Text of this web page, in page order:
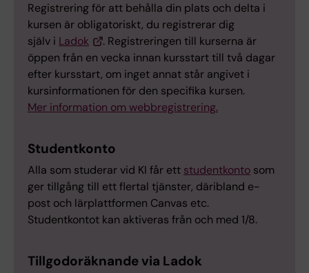
Registrering för att behålla din plats och delta i
kursen är obligatoriskt, du registrerar dig
själv i Ladok
. Registreringen till kurserna är
öppen från en vecka innan kursstart till två dagar
efter kursstart, om inget annat står angivet i
kursinformationen för den specifika kursen.
Mer information om webbregistrering.
Studentkonto
Alla som studerar vid KI får ett studentkonto som
ger tillgång till ett flertal tjänster, däribland e-
post och lärplattformen Canvas etc.
Studentkontot kan aktiveras från och med 1/8.
Tillgodoräknande via Ladok